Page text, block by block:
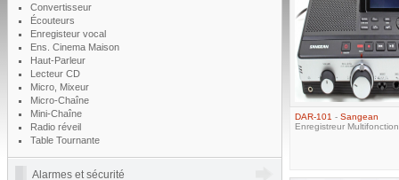
DAR-101 - Sangean
Enregistreur Multifonction
Convertisseur
Écouteurs
Enregisteur vocal
Ens. Cinema Maison
Haut-Parleur
Lecteur CD
Micro, Mixeur
Micro-Chaîne
Mini-Chaîne
Radio réveil
Table Tournante
Alarmes et sécurité